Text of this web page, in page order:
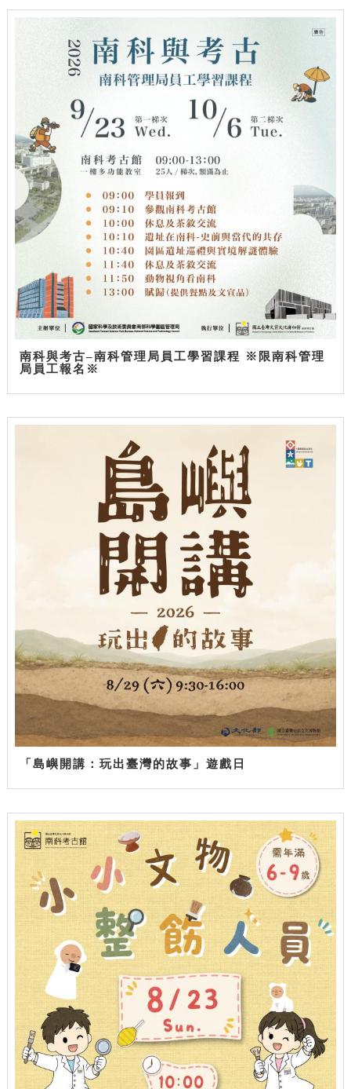
南科與考古–南科管理局員工學習課程 ※限南科管理
局員工報名※
「島嶼開講：玩出臺灣的故事」遊戲日